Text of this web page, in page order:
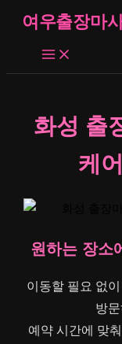
로
여우출장마
화성 출
케
원하는 장소
이동할 필요 없
방
예약 시간에 맞